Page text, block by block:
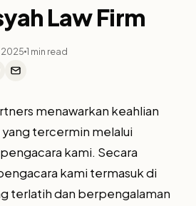
Law Firm
2025 1 min read
menawarkan keahlian
tercermin melalui
kami. Secara
kami termasuk di
terlatih dan berpengalaman